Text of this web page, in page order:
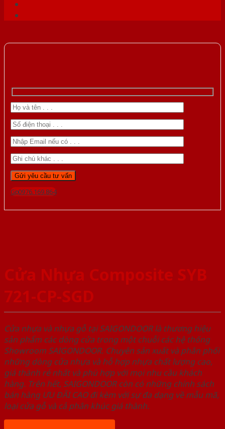
Gọi 0976.169.864
Cửa Nhựa Composite SYB
721-CP-SGD
Cửa nhựa và nhựa gỗ tại SAIGONDOOR là thương hiệu
sản phẩm các dòng cửa trong một chuỗi các hệ thống
Showroom SAIGONDOOR. Chuyên sản xuất và phân phối
những dòng cửa nhựa và hỗ hợp nhựa chất lượng cao,
giá thành rẻ nhất và phù hợp với mọi nhu cầu khách
hàng. Trên hết, SAIGONDOOR còn có những chính sách
bán hàng ƯU ĐÃI CAO đi kèm với sự đa dạng về mẫu mã,
loại cửa gỗ và cả phân khúc giá thành.